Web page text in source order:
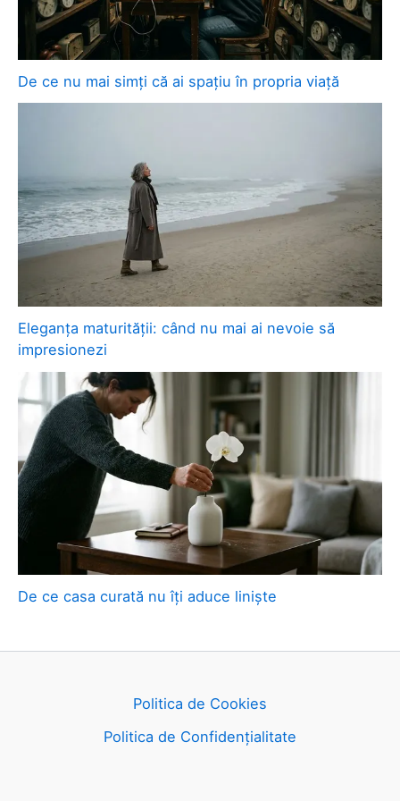
De ce nu mai simți că ai spațiu în propria viață
Eleganța maturității: când nu mai ai nevoie să
impresionezi
De ce casa curată nu îți aduce liniște
Politica de Cookies
Politica de Confidențialitate